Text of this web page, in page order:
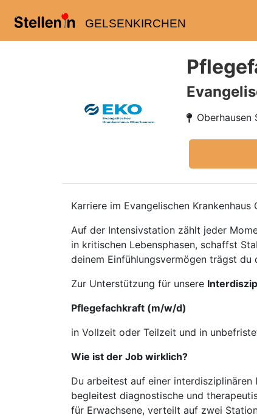
GELSENKIRCHEN
Oberhausen
Karriere im Evangelischen Krankenhaus
Auf der Intensivstation zählt jeder
in kritischen Lebensphasen, schaffst
deinem Einfühlungsvermögen trägst
Zur Unterstützung für unsere
Pflegefachkraft (m/w/d)
in Vollzeit oder Teilzeit und in
Wie ist der Job wirklich?
Du arbeitest auf einer
begleitest diagnostische und
für Erwachsene, verteilt auf zwei